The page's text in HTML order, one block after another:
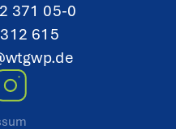
371 05-0
615